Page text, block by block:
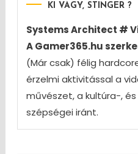
KI VAGY, STINGER ?
Systems Architect #
A Gamer365.hu
(Már csak) félig
érzelmi aktivitással a
művészet, a kultúra-,
szépségei iránt.